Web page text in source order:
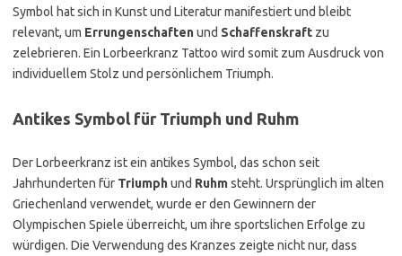
Symbol hat sich in Kunst und Literatur manifestiert und bleibt
relevant, um Errungenschaftenund Schaffenskraft zu
zelebrieren. Ein Lorbeerkranz Tattoo wird somit zum Ausdruck von
individuellem Stolz und persönlichem Triumph.
Antikes Symbol für Triumph und Ruhm
Der Lorbeerkranz ist ein antikes Symbol, das schon seit
Jahrhunderten für Triumphund Ruhmsteht. Ursprünglich im alten
Griechenland verwendet, wurde er den Gewinnern der
Olympischen Spiele überreicht, um ihre sportslichen Erfolge zu
würdigen. Die Verwendung des Kranzes zeigte nicht nur, dass